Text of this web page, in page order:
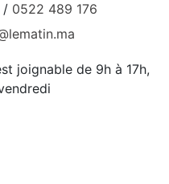
/ 0522 489 176
joignable de 9h à 17h,